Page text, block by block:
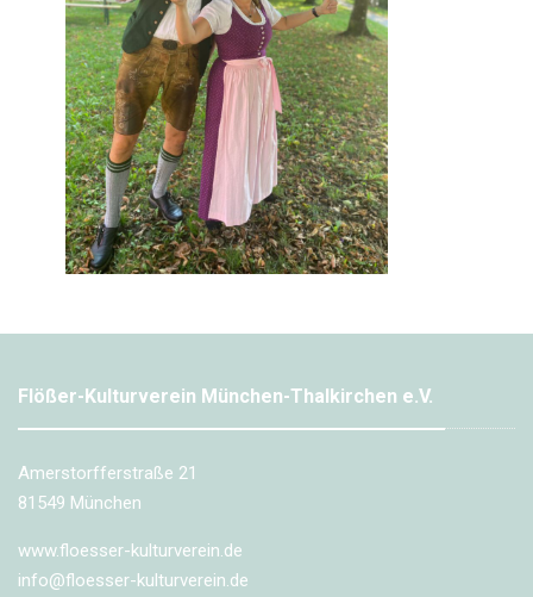
Flößer-Kulturverein München-Thalkirchen e.V.
Amerstorfferstraße 21
81549 München
www.floesser-kulturverein.de
info@floesser-kulturverein.de